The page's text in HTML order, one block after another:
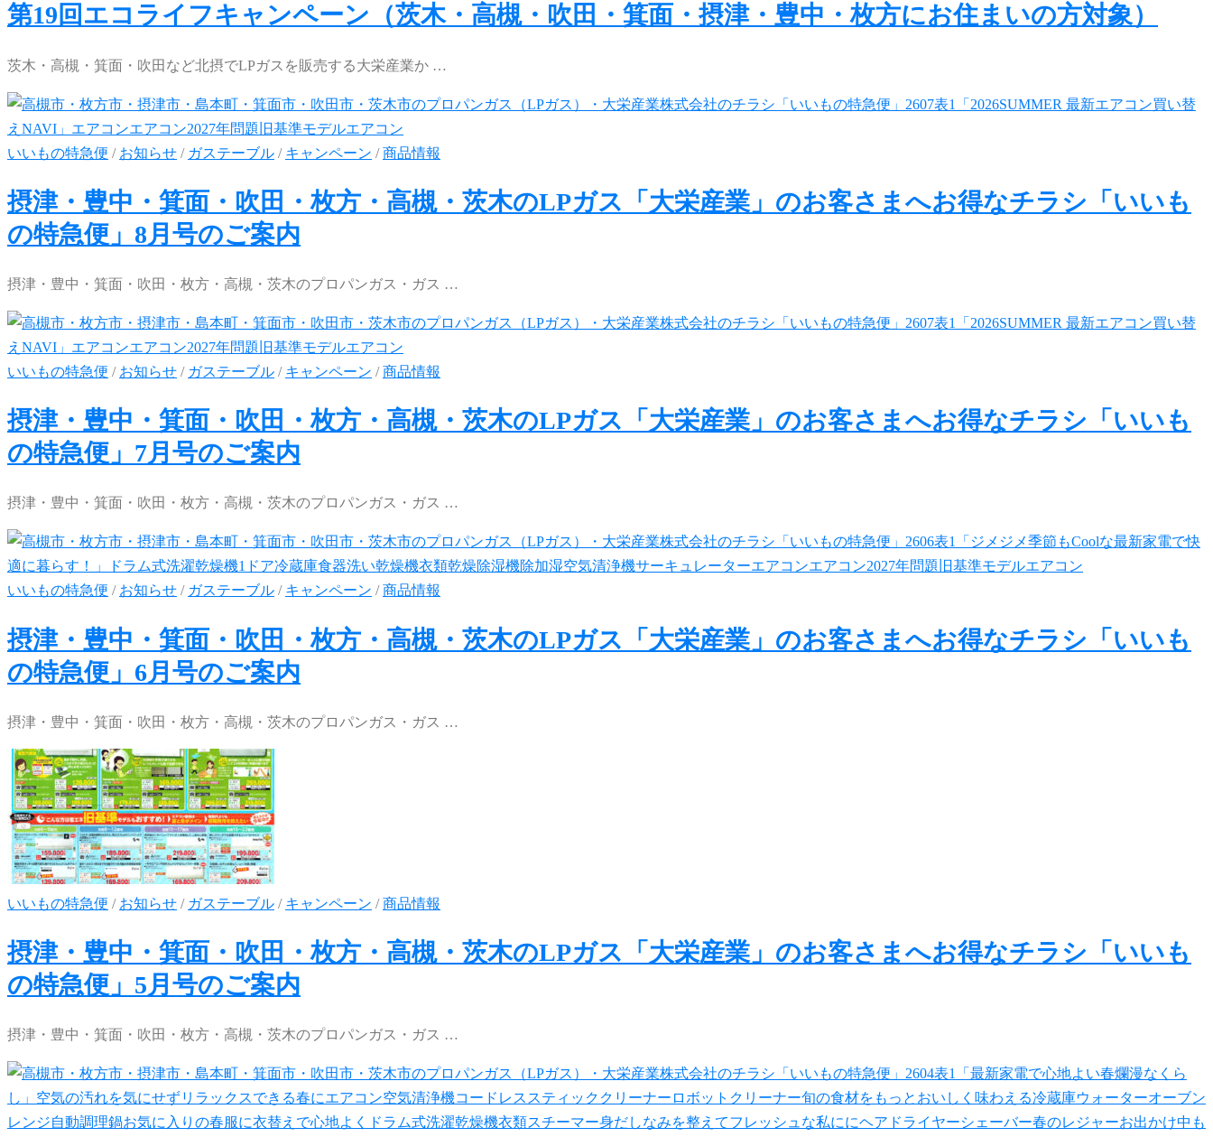
第19回エコライフキャンペーン（茨木・高槻・吹田・箕面・摂津・豊中・枚方にお住まいの方対象）
茨木・高槻・箕面・吹田など北摂でLPガスを販売する大栄産業か …
いいもの特急便 / お知らせ / ガステーブル / キャンペーン /商品情報
摂津・豊中・箕面・吹田・枚方・高槻・茨木のLPガス「大栄産業」のお客さまへお得なチラシ「いいも
の特急便」8月号のご案内
摂津・豊中・箕面・吹田・枚方・高槻・茨木のプロパンガス・ガス …
いいもの特急便 / お知らせ / ガステーブル / キャンペーン /商品情報
摂津・豊中・箕面・吹田・枚方・高槻・茨木のLPガス「大栄産業」のお客さまへお得なチラシ「いいも
の特急便」7月号のご案内
摂津・豊中・箕面・吹田・枚方・高槻・茨木のプロパンガス・ガス …
いいもの特急便 / お知らせ / ガステーブル / キャンペーン / 商品情報
摂津・豊中・箕面・吹田・枚方・高槻・茨木のLPガス「大栄産業」のお客さまへお得なチラシ「いいも
の特急便」6月号のご案内
摂津・豊中・箕面・吹田・枚方・高槻・茨木のプロパンガス・ガス …
いいもの特急便 / お知らせ / ガステーブル / キャンペーン /商品情報
摂津・豊中・箕面・吹田・枚方・高槻・茨木のLPガス「大栄産業」のお客さまへお得なチラシ「いいも
の特急便」5月号のご案内
摂津・豊中・箕面・吹田・枚方・高槻・茨木のプロパンガス・ガス …